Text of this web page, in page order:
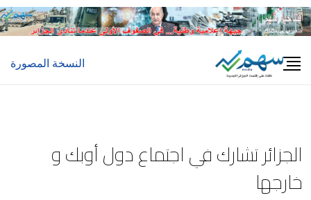
Skip
to
النسخة المصورة
الجزائر تشارك في اجتماع دول أوبك و
خارجها